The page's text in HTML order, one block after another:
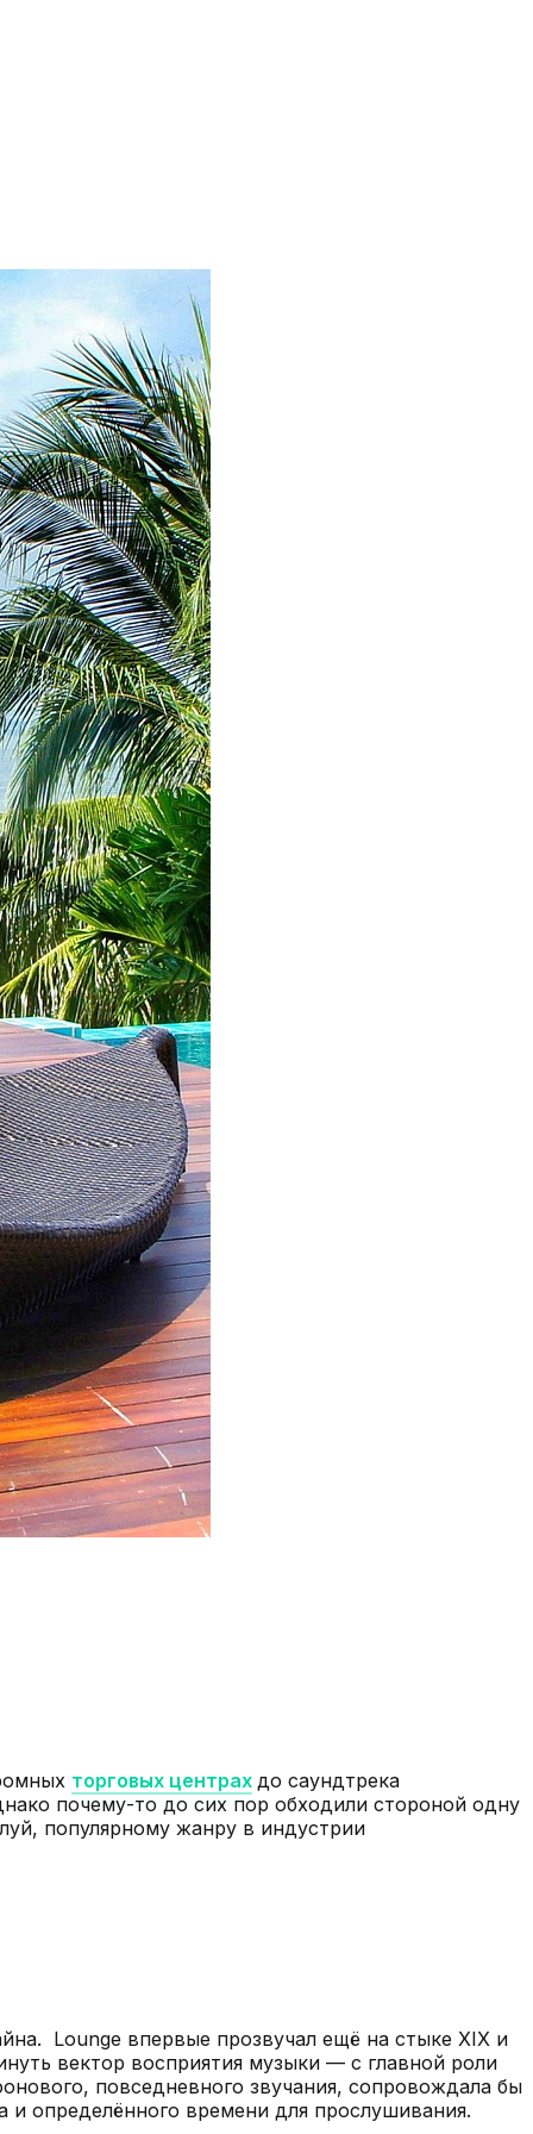
торговых центрах до саундтрека
почему-то до сих пор обходили стороной одну
популярному жанру в индустрии
Lounge впервые прозвучал ещё на стыке XIX и
вектор восприятия музыки — с главной роли
повседневного звучания, сопровождала бы
и определённого времени для прослушивания.